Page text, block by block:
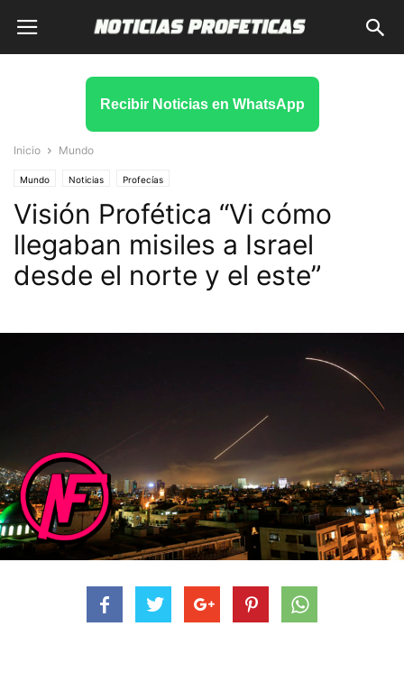
Recibir Noticias en WhatsApp
Inicio Mundo
Mundo Noticias Profecías
Visión Profética “Vi cómo
llegaban misiles a Israel
desde el norte y el este”